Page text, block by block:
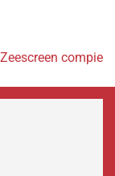
Zeescreen compie